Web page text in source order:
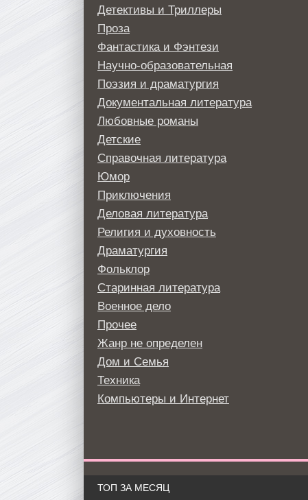
Детективы и Триллеры
Проза
Фантастика и Фэнтези
Научно-образовательная
Поэзия и драматургия
Документальная литература
Любовные романы
Детские
Справочная литература
Юмор
Приключения
Деловая литература
Религия и духовность
Драматургия
Фольклор
Старинная литература
Военное дело
Прочее
Жанр не определен
Дом и Семья
Техника
Компьютеры и Интернет
ТОП ЗА МЕСЯЦ